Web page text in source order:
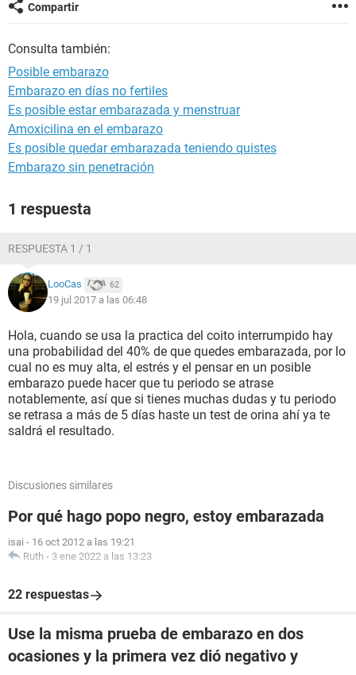
Compartir
Consulta también:
Posible embarazo
Embarazo en días no fertiles
Es posible estar embarazada y menstruar
Amoxicilina en el embarazo
Es posible quedar embarazada teniendo quistes
Embarazo sin penetración
1 respuesta
RESPUESTA 1 / 1
LooCas 62
19 jul 2017 a las 06:48
Hola, cuando se usa la practica del coito interrumpido hay
una probabilidad del 40% de que quedes embarazada, por lo
cual no es muy alta, el estrés y el pensar en un posible
embarazo puede hacer que tu periodo se atrase
notablemente, así que si tienes muchas dudas y tu periodo
se retrasa a más de 5 días haste un test de orina ahí ya te
saldrá el resultado.
Discusiones similares
Por qué hago popo negro, estoy embarazada
isai - 16 oct 2012 a las 19:21
Ruth - 3 ene 2022 a las 13:23
22 respuestas
Use la misma prueba de embarazo en dos
ocasiones y la primera vez dió negativo y